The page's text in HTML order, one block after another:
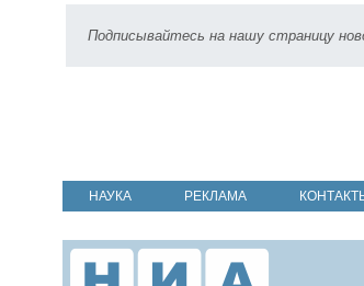
Подписывайтесь на нашу страницу
НАУКА РЕКЛАМА